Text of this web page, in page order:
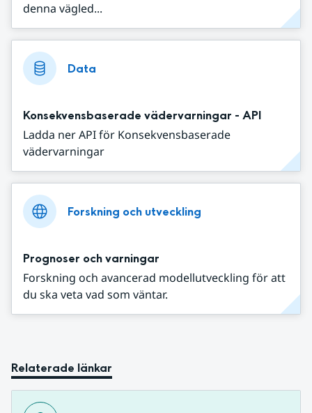
denna vägled...
Data
Konsekvensbaserade vädervarningar - API
Ladda ner API för Konsekvensbaserade
vädervarningar
Forskning och utveckling
Prognoser och varningar
Forskning och avancerad modellutveckling för att
du ska veta vad som väntar.
Relaterade länkar